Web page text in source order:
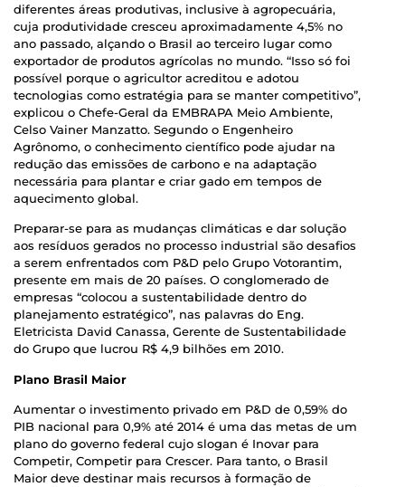
diferentes áreas produtivas, inclusive à agropecuária,
cuja produtividade cresceu aproximadamente 4,5% no
ano passado, alçando o Brasil ao terceiro lugar como
exportador de produtos agrícolas no mundo. “Isso só foi
possível porque o agricultor acreditou e adotou
tecnologias como estratégia para se manter competitivo”,
explicou o Chefe-Geral da EMBRAPA Meio Ambiente,
Celso Vainer Manzatto. Segundo o Engenheiro
Agrônomo, o conhecimento científico pode ajudar na
redução das emissões de carbono e na adaptação
necessária para plantar e criar gado em tempos de
aquecimento global.
Preparar-se para as mudanças climáticas e dar solução
aos resíduos gerados no processo industrial são desafios
a serem enfrentados com P&D pelo Grupo Votorantim,
presente em mais de 20 países. O conglomerado de
empresas “colocou a sustentabilidade dentro do
planejamento estratégico”, nas palavras do Eng.
Eletricista David Canassa, Gerente de Sustentabilidade
do Grupo que lucrou R$ 4,9 bilhões em 2010.
Plano Brasil Maior
Aumentar o investimento privado em P&D de 0,59% do
PIB nacional para 0,9% até 2014 é uma das metas de um
plano do governo federal cujo slogan é Inovar para
Competir, Competir para Crescer. Para tanto, o Brasil
Maior deve destinar mais recursos à formação de